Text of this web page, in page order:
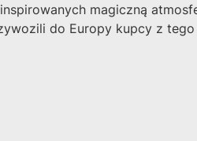
magiczną
do Europy kupcy z tego